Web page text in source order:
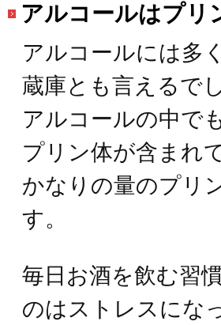
アルコールはプリ
アルコールには多
蔵庫とも言えるで
アルコールの中で
プリン体が含まれ
かなりの量のプリ
す。
毎日お酒を飲む習
のはストレスにな